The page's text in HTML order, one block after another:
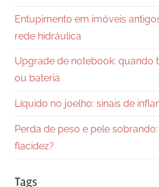
Entupimento em imóveis
rede hidráulica
Upgrade de notebook: quando
ou bateria
Líquido no joelho: sinais de
Perda de peso e pele
flacidez?
Tags